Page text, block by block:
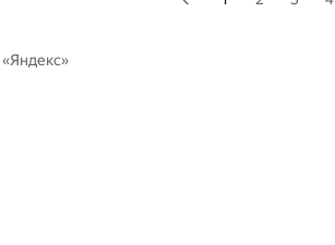
Яндекс»